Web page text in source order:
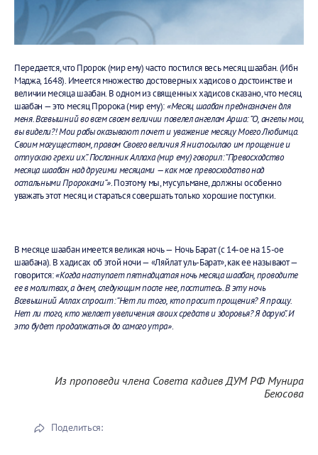
Передается, что Пророк (мир ему) часто постился весь месяц шаабан. (Ибн
Маджа, 1648). Имеется множество достоверных хадисов о достоинстве и
величии месяца шаабан. В одном из священных хадисов сказано, что месяц
шаабан — это месяц Пророка (мир ему):«Месяц шаабан предназначен для
меня. Всевышний во всем своем величии повелел ангелам Арша: “О, ангелы мои,
вы видели?! Мои рабы оказывают почет и уважение месяцу Моего Любимца.
Своим могуществом, правом Своего величия Я ниспосылаю им прощение и
отпускаю грехи их”. Посланник Аллаха (мир ему) говорил: “Превосходство
месяца шаабан над другими месяцами — как мое превосходство над
остальными Пророками”». Поэтому мы, мусульмане, должны особенно
уважать этот месяц и стараться совершать только хорошие поступки.
В месяце шаабан имеется великая ночь — Ночь Барат (с 14-ое на 15-ое
шаабана). В хадисах об этой ночи — «Ляйлат уль-Барат», как ее называют —
говорится:«Когда наступает пятнадцатая ночь месяца шаабан, проводите
ее в молитвах, а днем, следующим после нее, поститесь. В эту ночь
Всевышний Аллах спросит: “Нет ли того, кто просит прощения? Я прощу.
Нет ли того, кто желает увеличения своих средств и здоровья? Я дарую”. И
это будет продолжаться до самого утра».
Из проповеди члена Совета кадиев ДУМ РФ Мунира
Беюсова
Поделиться: